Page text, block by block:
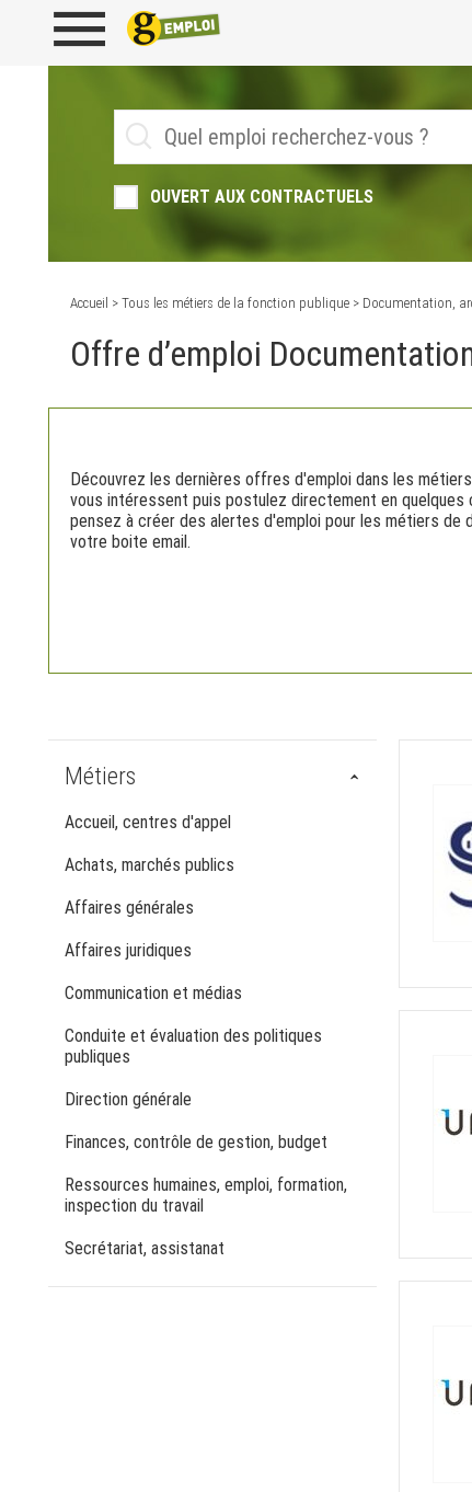
OUVERT AUX CONTRACTUELS
Accueil > Tous les métiers de la fonction publique > Documentation,
Offre d’emploi
Découvrez les dernières offres d'emploi dans les
vous intéressent puis postulez directement en
pensez à créer des alertes d'emploi pour les métiers
votre boite email.
Métiers
Accueil, centres d'appel
Achats, marchés publics
Affaires générales
Affaires juridiques
Communication et médias
Conduite et évaluation des politiques
publiques
Direction générale
Finances, contrôle de gestion, budget
Ressources humaines, emploi, formation,
inspection du travail
Secrétariat, assistanat